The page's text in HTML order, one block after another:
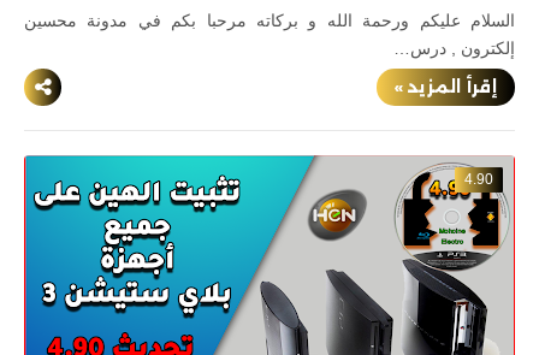
السلام عليكم ورحمة الله و بركاته مرحبا بكم في مدونة محسين
إلكترون , درس…
إقرأ المزيد »
4.90